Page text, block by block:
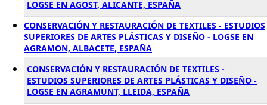
LOGSE EN AGOST, ALICANTE, ESPAÑA
CONSERVACIÓN Y RESTAURACIÓN DE TEXTILES - ESTUDIOS
SUPERIORES DE ARTES PLÁSTICAS Y DISEÑO - LOGSE EN
AGRAMON, ALBACETE, ESPAÑA
CONSERVACIÓN Y RESTAURACIÓN DE TEXTILES -
ESTUDIOS SUPERIORES DE ARTES PLÁSTICAS Y DISEÑO -
LOGSE EN AGRAMUNT, LLEIDA, ESPAÑA